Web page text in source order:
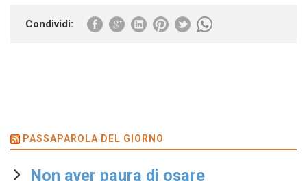
Condividi:
PASSAPAROLA DEL GIORNO
Non aver paura di osare